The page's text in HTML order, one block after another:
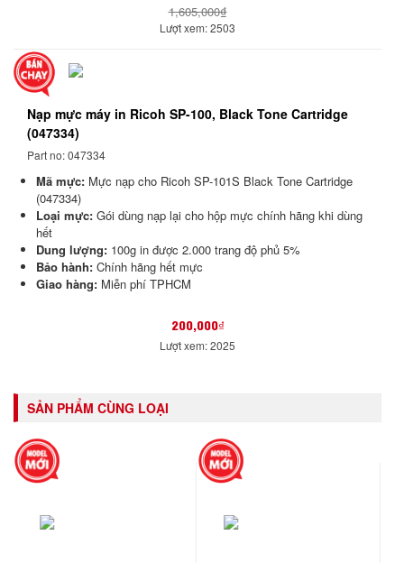
1,605,000₫
Lượt xem: 2503
Nạp mực máy in Ricoh SP-100, Black Tone Cartridge
(047334)
Part no: 047334
Mã mực: Mực nạp cho Ricoh SP-101S Black Tone Cartridge
(047334)
Loại mực: Gói dùng nạp lại cho hộp mực chính hãng khi dùng
hết
Dung lượng: 100g in được 2.000 trang độ phủ 5%
Bảo hành: Chính hãng hết mực
Giao hàng: Miễn phí TPHCM
200,000₫
Lượt xem: 2025
SẢN PHẨM CÙNG LOẠI